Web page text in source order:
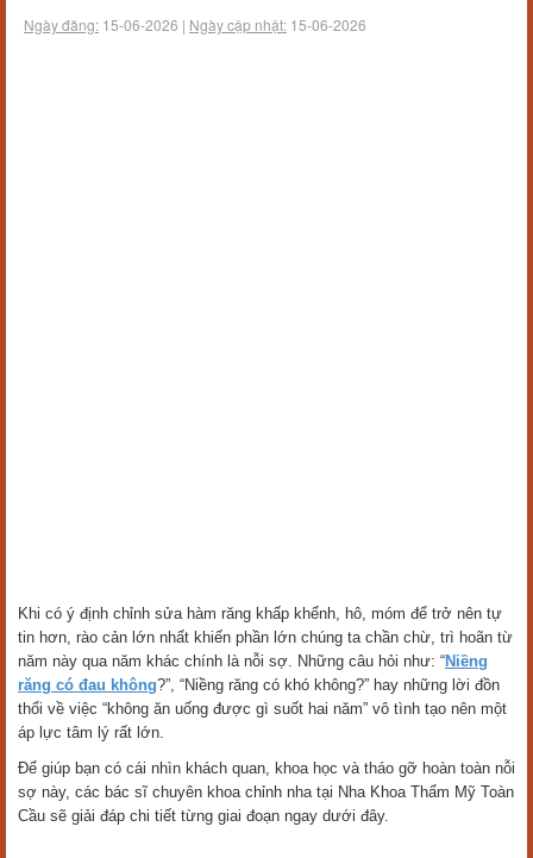
Ngày đăng: 15-06-2026 | Ngày cập nhật: 15-06-2026
Khi có ý định chỉnh sửa hàm răng khấp khểnh, hô, móm để trở nên tự
tin hơn, rào cản lớn nhất khiến phần lớn chúng ta chần chừ, trì hoãn từ
năm này qua năm khác chính là nỗi sợ. Những câu hỏi như: “Niềng
răng có đau không?”, “Niềng răng có khó không?” hay những lời đồn
thổi về việc “không ăn uống được gì suốt hai năm” vô tình tạo nên một
áp lực tâm lý rất lớn.
Để giúp bạn có cái nhìn khách quan, khoa học và tháo gỡ hoàn toàn nỗi
sợ này, các bác sĩ chuyên khoa chỉnh nha tại Nha Khoa Thẩm Mỹ Toàn
Cầu sẽ giải đáp chi tiết từng giai đoạn ngay dưới đây.